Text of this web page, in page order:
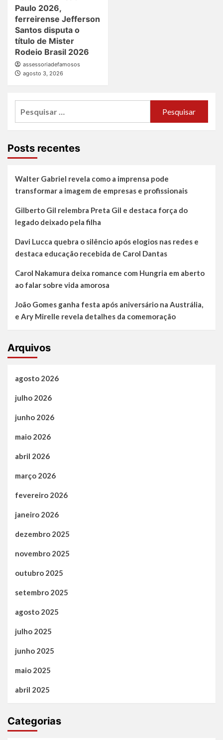
Paulo 2026,
ferreirense Jefferson
Santos disputa o
título de Mister
Rodeio Brasil 2026
assessoriadefamosos
agosto 3, 2026
Posts recentes
Walter Gabriel revela como a imprensa pode
transformar a imagem de empresas e profissionais
Gilberto Gil relembra Preta Gil e destaca força do
legado deixado pela filha
Davi Lucca quebra o silêncio após elogios nas redes e
destaca educação recebida de Carol Dantas
Carol Nakamura deixa romance com Hungria em aberto
ao falar sobre vida amorosa
João Gomes ganha festa após aniversário na Austrália,
e Ary Mirelle revela detalhes da comemoração
Arquivos
agosto 2026
julho 2026
junho 2026
maio 2026
abril 2026
março 2026
fevereiro 2026
janeiro 2026
dezembro 2025
novembro 2025
outubro 2025
setembro 2025
agosto 2025
julho 2025
junho 2025
maio 2025
abril 2025
Categorias